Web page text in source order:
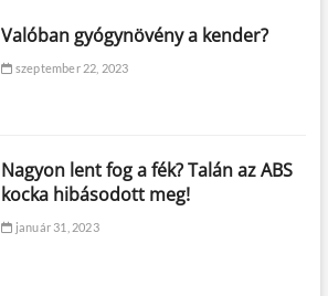
Valóban gyógynövény a kender?
szeptember 22, 2023
Nagyon lent fog a fék? Talán az ABS
kocka hibásodott meg!
január 31, 2023